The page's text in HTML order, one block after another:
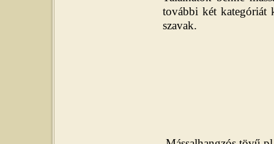
további két
szavak.